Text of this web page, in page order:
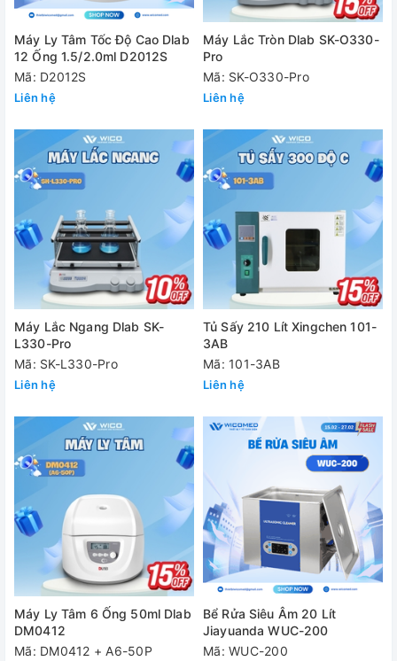
Máy Ly Tâm Tốc Độ Cao Dlab
12 Ống 1.5/2.0ml D2012S
Mã: D2012S
Liên hệ
Máy Lắc Tròn Dlab SK-O330-
Pro
Mã: SK-O330-Pro
Liên hệ
Máy Lắc Ngang Dlab SK-
L330-Pro
Mã: SK-L330-Pro
Liên hệ
Tủ Sấy 210 Lít Xingchen 101-
3AB
Mã: 101-3AB
Liên hệ
Máy Ly Tâm 6 Ống 50ml Dlab
DM0412
Mã: DM0412 + A6-50P
Bể Rửa Siêu Âm 20 Lít
Jiayuanda WUC-200
Mã: WUC-200